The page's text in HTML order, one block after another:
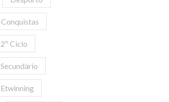
Conquistas
2º Ciclo
Secundário
Etwinning